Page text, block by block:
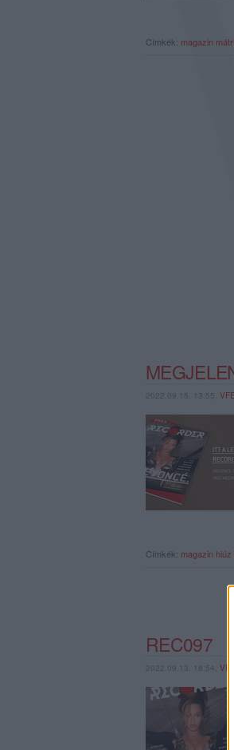
Címkék: magazin
2022.09.15. 13:55,
Címkék: magazin hiúz
REC097
2022.09.13. 18:54,